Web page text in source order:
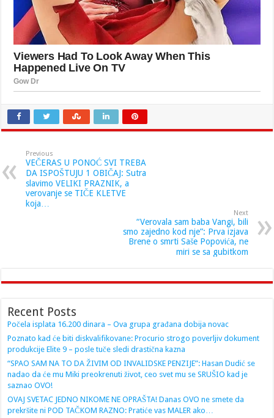
Previous
VEČERAS U PONOĆ SVI TREBA
DA ISPOŠTUJU 1 OBIČAJ: Sutra
slavimo VELIKI PRAZNIK, a
verovanje se TIČE KLETVE
koja…
Next
“Verovala sam baba Vangi, bili
smo zajedno kod nje”: Prva izjava
Brene o smrti Saše Popovića, ne
miri se sa gubitkom
Recent Posts
Počela isplata 16.200 dinara – Ova grupa građana dobija novac
Poznato kad će biti diskvalifikovane: Procurio strogo poverljiv dokument
produkcije Elite 9 – posle tuče sledi drastična kazna
“SPAO SAM NA TO DA ŽIVIM OD INVALIDSKE PENZIJE”: Hasan Dudić se
nadao da će mu Miki preokrenuti život, ceo svet mu se SRUŠIO kad je
saznao OVO!
OVAJ SVETAC JEDNO NIKOME NE OPRAŠTA! Danas OVO ne smete da
prekršite ni POD TAČKOM RAZNO: Pratiće vas MALER ako…